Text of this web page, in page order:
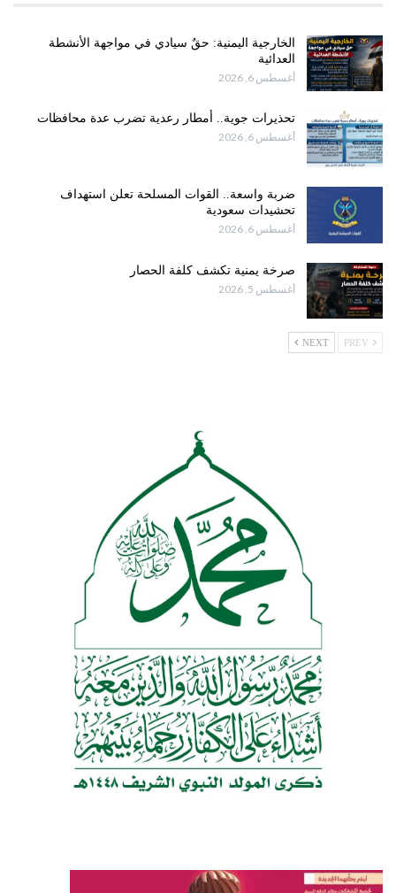
الخارجية اليمنية: حقٌ سيادي في مواجهة الأنشطة
العدائية
أغسطس 6, 2026
تحذيرات جوية.. أمطار رعدية تضرب عدة محافظات
أغسطس 6, 2026
ضربة واسعة.. القوات المسلحة تعلن استهداف
تحشيدات سعودية
أغسطس 6, 2026
صرخة يمنية تكشف كلفة الحصار
أغسطس 5, 2026
NEXT